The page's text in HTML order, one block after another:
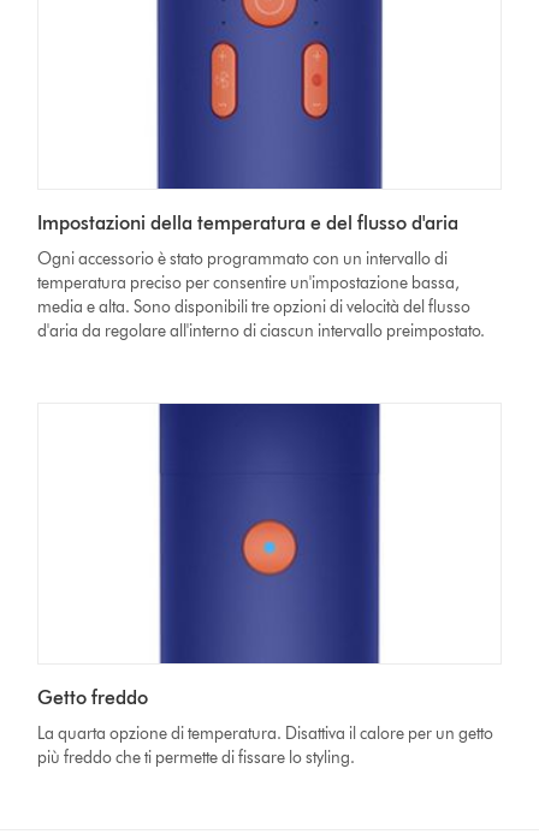
Impostazioni della temperatura e del flusso d'aria
Ogni accessorio è stato programmato con un intervallo di
temperatura preciso per consentire un'impostazione bassa,
media e alta. Sono disponibili tre opzioni di velocità del flusso
d'aria da regolare all'interno di ciascun intervallo preimpostato.
Getto freddo
La quarta opzione di temperatura. Disattiva il calore per un getto
più freddo che ti permette di fissare lo styling.